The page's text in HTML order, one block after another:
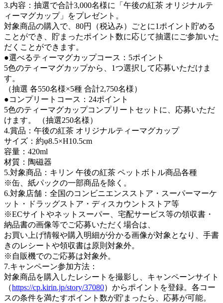
3.内容：抽選で合計3,000名様に「午後の紅茶 オリジナルテ
ィーマグカップ」をプレゼント。
対象商品の購入で、80円（税込み）ごとに1ポイント貯める
ことができ、貯まったポイント数に応じて抽選にご参加いた
だくことができます。
●選べるティーマグカップコース：5ポイント
5色のティーマグカップから、1つ選択して応募いただけま
す。
（抽選 各550名様×5種 合計2,750名様）
●コンプリートコース：24ポイント
5色のティーマグカップコンプリートセットに、応募いただ
けます。 （抽選250名様）
4.賞品：午後の紅茶 オリジナルティーマグカップ
サイズ：約φ8.5×H10.5cm
容量：420ml
材質：陶磁器
5.対象商品：キリン 午後の紅茶 ペットボトル商品各種
※缶、紙パックの一部商品を除く。
6.対象店舗：全国のコンビニエンスストア・スーパーマーケ
ット・ドラッグストア・ディスカウントストア等
※ECサイトやネットスーパー、宅配サービス等の領収書・
納品書の画像等でご応募いただく場合は、
お買い上げ情報や購入明細が分かる画像が対象となり、手書
きのレシートや領収書は原則対象外。
※自販機でのご応募は対象外。
7.キャンペーン参加方法：
対象商品を購入したレシートを撮影し、キャンペーンサイト
（https://cp.kirin.jp/story/37080）からポイントを登録。各コー
スの条件を満たすポイント数が貯まったら、応募が可能。